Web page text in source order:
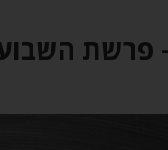
– פרשת